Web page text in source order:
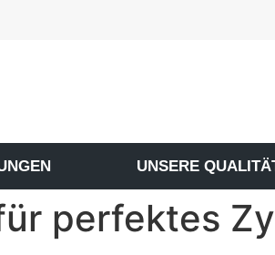
UNSERE
perfektes